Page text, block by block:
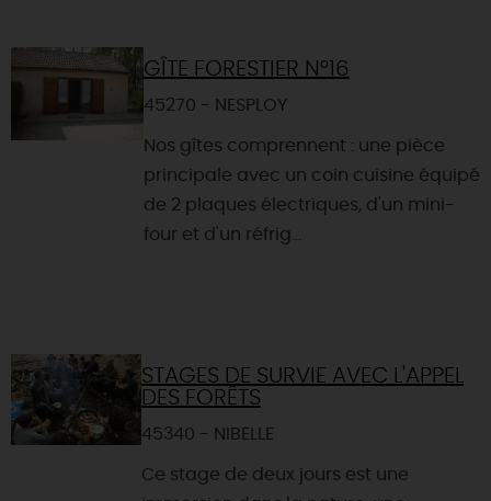
GÎTE FORESTIER N°16
45270 - NESPLOY
Nos gîtes comprennent : une pièce
principale avec un coin cuisine équipé
de 2 plaques électriques, d'un mini-
four et d'un réfrig...
STAGES DE SURVIE AVEC L'APPEL
DES FORÊTS
45340 - NIBELLE
Ce stage de deux jours est une